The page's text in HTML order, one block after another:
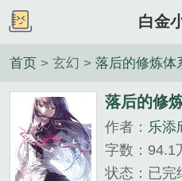
白金
首页 > 玄幻 > 落后的修炼体
落后的修
作者： 乐添
字数：94.1
状态：已完